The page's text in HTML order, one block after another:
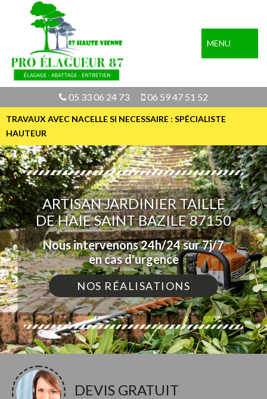
MENU
05 33 06 24 73 06 59 47 51 52
TRAVAUX AVEC NACELLE SI NECESSAIRE : SPÉCIALISTE
HAUTEUR
ARTISAN JARDINIER TAILLE
DE HAIE SAINT BAZILE 87150
Nous intervenons 24h/24 sur 7j/7
en cas d'urgence
NOS RÉALISATIONS
DEVIS GRATUIT